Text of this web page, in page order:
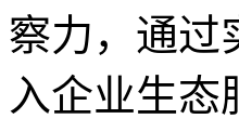
察力，通过
入企业生态